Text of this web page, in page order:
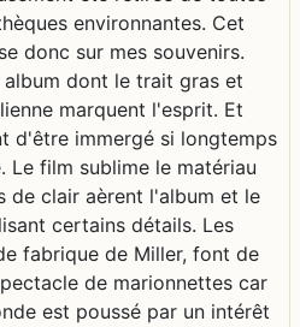
environnantes. Cet
donc sur mes souvenirs.
dont le trait gras et
marquent l'esprit. Et
d'être immergé si longtemps
Le film sublime le matériau
de clair aèrent l'album et le
certains détails. Les
fabrique de Miller, font de
de marionnettes car
est poussé par un intérêt